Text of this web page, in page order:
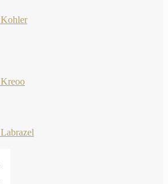
Kohler
Kreoo
Labrazel